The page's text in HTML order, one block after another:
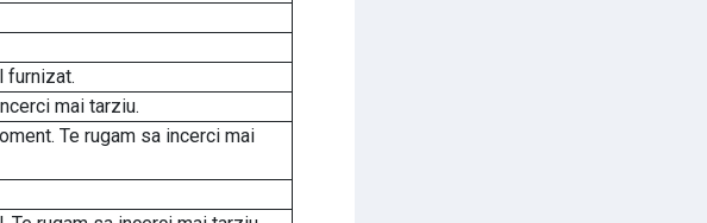
furnizat.
mai tarziu.
Te rugam sa incerci mai